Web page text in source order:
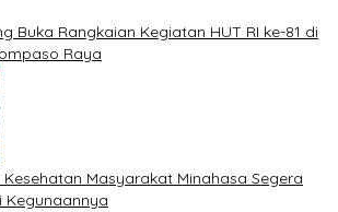
Buka Rangkaian Kegiatan HUT RI ke-81 di
Raya
Masyarakat Minahasa Segera
Kegunaannya